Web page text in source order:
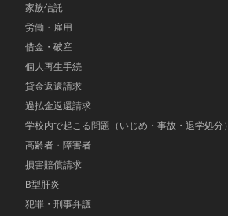
家族信託
労働・雇用
借金・破産
個人再生手続
貸金返還請求
過払金返還請求
学校内で起こる問題（いじめ・事故・退学処分）
高齢者・障害者
損害賠償請求
B型肝炎
犯罪・刑事弁護